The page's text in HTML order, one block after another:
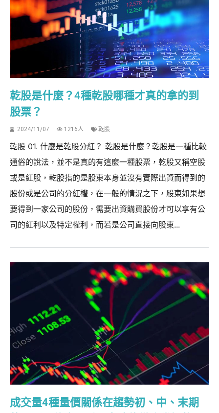
乾股是什麼？4種乾股哪種才真的拿的到
股票？
2024/11/07 1216人 乾股
乾股 01. 什麼是乾股分紅？ 乾股是什麼？乾股是一種比較
通俗的說法，並不是真的有這麼一種股票，乾股又稱空股
或是紅股，乾股指的是股東本身並沒有實際出資而得到的
股份或是公司的分紅權，在一般的情況之下，股東如果想
要得到一家公司的股份，需要出資購買股份才可以享有公
司的紅利以及特定權利，而若是公司直接向股東...
成交量4種量價關係在趨勢初、中、末期